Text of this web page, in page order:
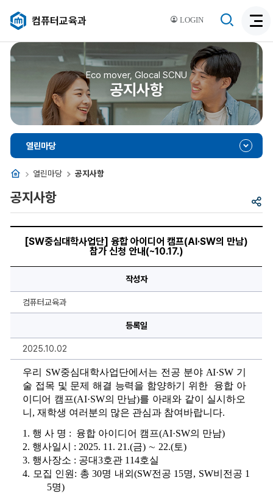
LOGIN
컴퓨터교육과
색
활
성
색
Eco mover, Glocal SCNU
공지사항
홈 열린마당 공지사항
열린마당
공
공지사항
학
단]
프
(AI·SW
(~10.17.)
[SW중심대학사업단] 융합 아이디어 캠프(AI·SW의 만남)
참가 신청 안내(~10.17.)
작성자
컴퓨터교육과
등록일
2025.10.02
우리 SW중심대학사업단에서는 전공 분야 AI·SW 기
술 접목 및 문제 해결 능력을 함양하기 위한 융합 아
이디어 캠프(AI·SW의 만남)를 아래와 같이 실시하오
니 , 재학생 여러분의 많은 관심과 참여바랍니다.
1. 행 사 명 : 융합 아이디어 캠프(AI·SW의 만남)
2. 행사일시 : 2025. 11. 21.(금) ∼ 22.(토)
3. 행사장소 : 공대3호관 114호실
4. 모집 인원 : 총 30명 내외 (SW전공 15명, SW비전공 1
5명)